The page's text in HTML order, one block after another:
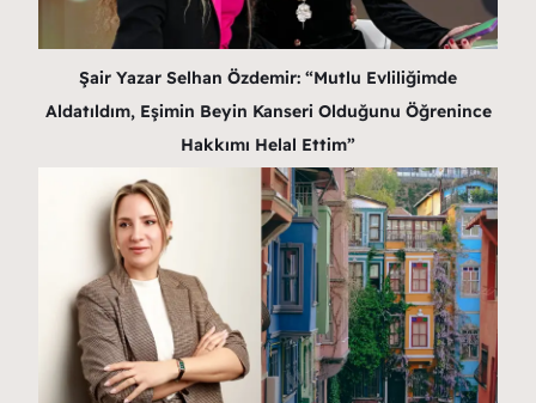
Şair Yazar Selhan Özdemir: “Mutlu Evliliğimde
Aldatıldım, Eşimin Beyin Kanseri Olduğunu Öğrenince
Hakkımı Helal Ettim”